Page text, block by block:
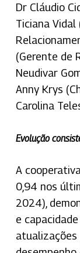
Dr Cláudio
Ticiana Vidal
(Gerente de
Neudivar
Anny Krys
Carolina
Evolução
A
0,94 nos
2024),
e
atualizações